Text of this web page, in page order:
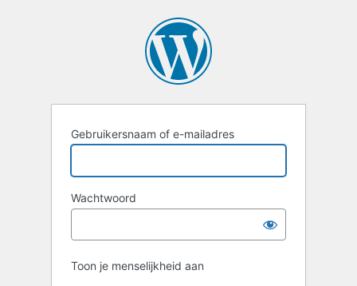
Gebruikersnaam of e-mailadres
Wachtwoord
Toon je menselijkheid aan